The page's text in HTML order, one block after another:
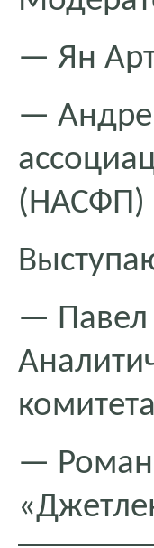
— Ян
—
(НАСФП)
— Павел
— Роман